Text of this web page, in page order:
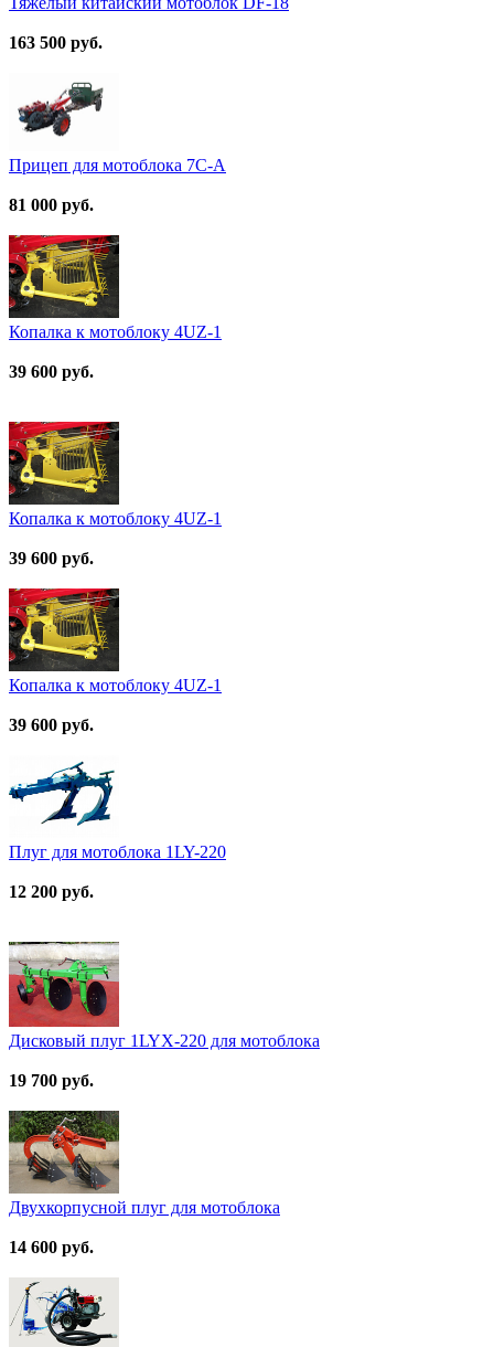
163 500 руб.
Прицеп для мотоблока 7C-А
81 000 руб.
Копалка к мотоблоку 4UZ-1
39 600 руб.
Копалка к мотоблоку 4UZ-1
39 600 руб.
Копалка к мотоблоку 4UZ-1
39 600 руб.
Плуг для мотоблока 1LY-220
12 200 руб.
Дисковый плуг 1LYX-220 для мотоблока
19 700 руб.
Двухкорпусной плуг для мотоблока
14 600 руб.